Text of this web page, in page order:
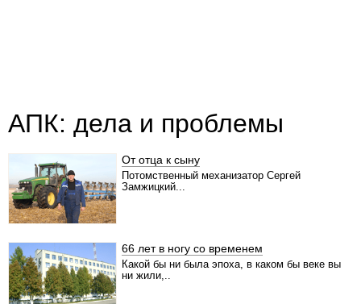
АПК: дела и проблемы
От отца к сыну
Потомственный механизатор Сергей
Замжицкий...
66 лет в ногу со временем
Какой бы ни была эпоха, в каком бы веке вы
ни жили,..